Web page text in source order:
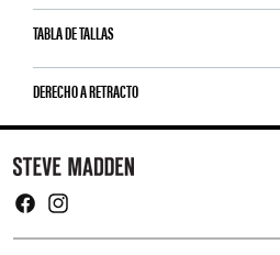
TABLA DE TALLAS
DERECHO A RETRACTO
Y